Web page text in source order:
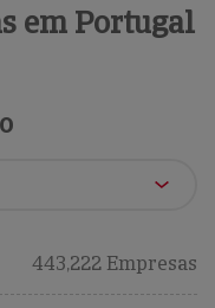
em Portugal
443,222 Empresas